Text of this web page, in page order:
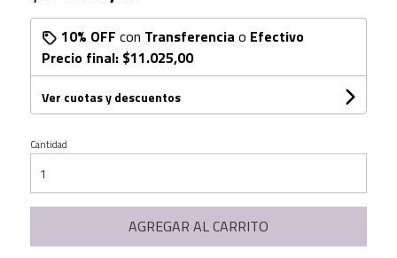
10% OFF con Transferencia o Efectivo
Precio final: $11.025,00
Ver cuotas y descuentos
Cantidad
AGREGAR AL CARRITO